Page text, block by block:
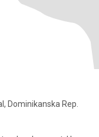
Dominikanska Rep.